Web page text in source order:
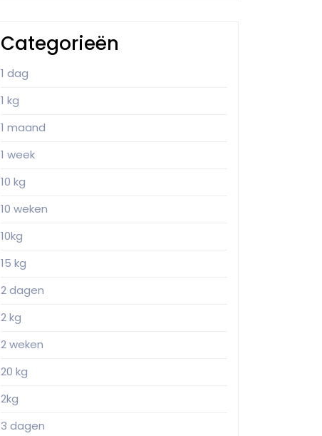
Categorieën
1 dag
1 kg
1 maand
1 week
10 kg
10 weken
10kg
15 kg
2 dagen
2 kg
2 weken
20 kg
2kg
3 dagen